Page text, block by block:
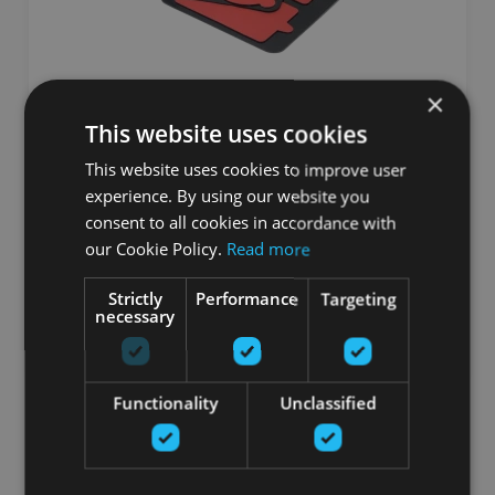
POWERDOT 2.0 MAIŅAS ELEKTRODU
THERABODY
18.00€
Therabody Powerdot muskuļu stimulatori ir ideāls risinājums
ikvienam, kas vēlas uzlabot muskuļu atjaunošanos un veiktspēju.
×
This website uses cookies
This website uses cookies to improve user
experience. By using our website you
consent to all cookies in accordance with
our Cookie Policy. Read more
Strictly
necessary
Performance Targeting
Functionality Unclassified